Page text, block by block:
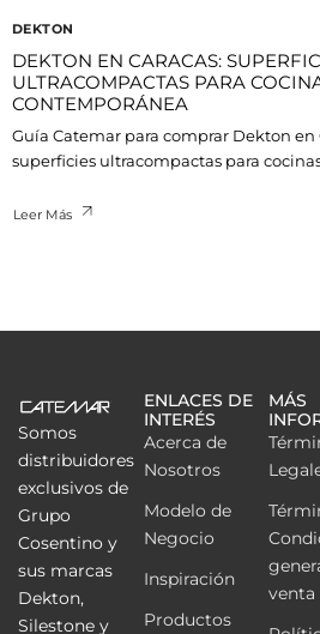
DEKTON
DEKTON EN CARACAS:
ULTRACOMPACTAS PARA
CONTEMPORÁNEA
Guía Catemar para comprar Dekton en
superficies ultracompactas para
Leer Más
Somos
distribuidores
exclusivos de
Grupo
Cosentino y
sus marcas
Dekton,
Silestone y
ENLACES DE
INTERÉS
Acerca de
Nosotros
Modelo de
Negocio
Inspiración
Productos
MÁS
venta